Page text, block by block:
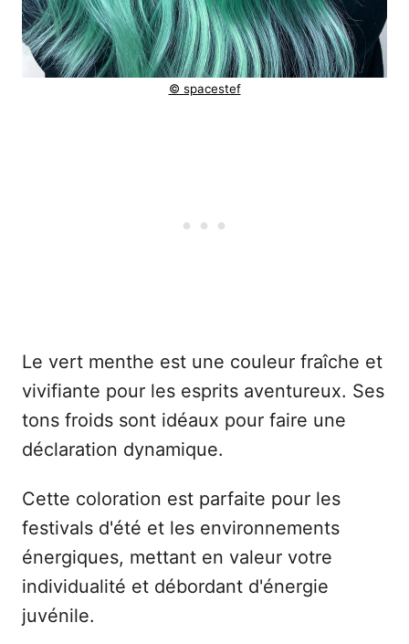
© spacestef
Le vert menthe est une couleur fraîche et
vivifiante pour les esprits aventureux. Ses
tons froids sont idéaux pour faire une
déclaration dynamique.
Cette coloration est parfaite pour les
festivals d'été et les environnements
énergiques, mettant en valeur votre
individualité et débordant d'énergie
juvénile.